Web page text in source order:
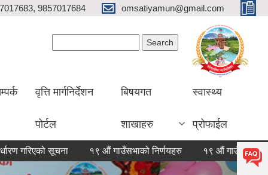
9857017684 omsatiyamun@gmail.com
वृत्ति मार्गनिर्देशन
पोर्टल
बिषयगत
शाखाहरु
स्वास्थ्य
प्रोफाईल
सूचना १९ औं गाउँसभाको निर्णयहरु १९ औं गाउँसभाको निर्णयहरु